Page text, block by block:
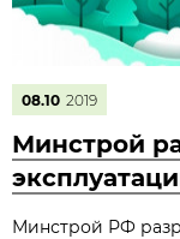
08.10 2019
Минстрой
Минстрой РФ